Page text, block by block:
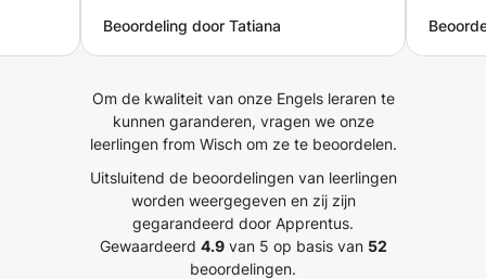
Beoordeling door Tatiana
Om de kwaliteit van onze Engels leraren te
kunnen garanderen, vragen we onze
leerlingen from Wisch om ze te beoordelen.
Uitsluitend de beoordelingen van leerlingen
worden weergegeven en zij zijn
gegarandeerd door Apprentus.
Gewaardeerd 4.9van 5 op basis van 52
beoordelingen.